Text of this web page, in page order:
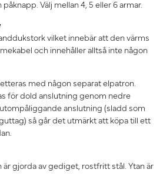
Välj mellan 4, 5 eller 6 armar.
vilket innebär att den värms
och innehåller alltså inte någon
med någon separat elpatron.
för dold anslutning genom nedre
anslutning (sladd som
så går det utmärkt att köpa till ett
gjorda av gediget, rostfritt stål. Ytan är